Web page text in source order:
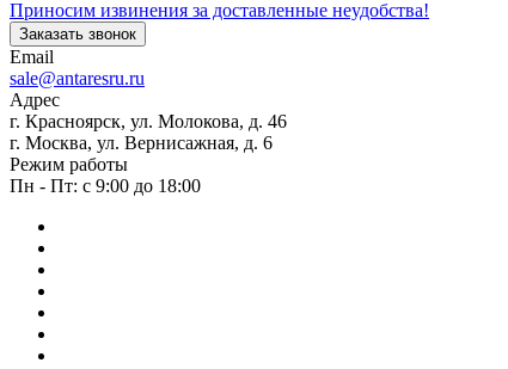
Приносим извинения за доставленные неудобства!
Заказать звонок
Email
sale@antaresru.ru
Адрес
г. Красноярск, ул. Молокова, д. 46
г. Москва, ул. Вернисажная, д. 6
Режим работы
Пн - Пт: с 9:00 до 18:00